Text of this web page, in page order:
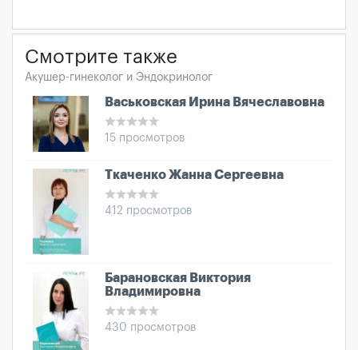
Смотрите также
Акушер-гинеколог и Эндокринолог
Васьковская Ирина Вячеславовна
15 просмотров
Ткаченко Жанна Сергеевна
412 просмотров
Барановская Виктория
Владимировна
430 просмотров